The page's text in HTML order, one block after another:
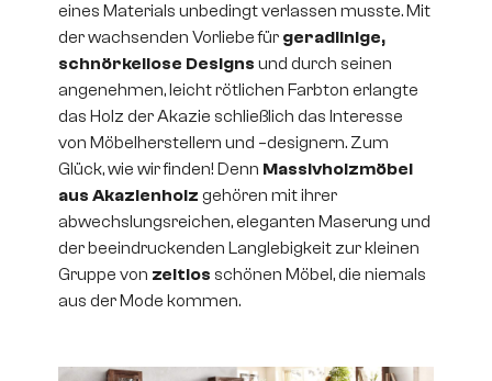
eines Materials unbedingt verlassen musste. Mit
der wachsenden Vorliebe für geradlinige,
schnörkellose Designs und durch seinen
angenehmen, leicht rötlichen Farbton erlangte
das Holz der Akazie schließlich das Interesse
von Möbelherstellern und –designern. Zum
Glück, wie wir finden! Denn Massivholzmöbel
aus Akazienholz gehören mit ihrer
abwechslungsreichen, eleganten Maserung und
der beeindruckenden Langlebigkeit zur kleinen
Gruppe von zeitlos schönen Möbel, die niemals
aus der Mode kommen.